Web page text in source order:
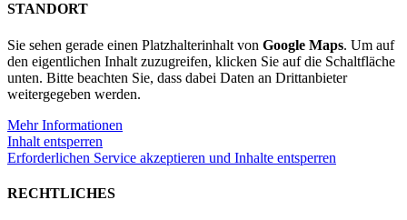
24
STANDORT
Sie sehen gerade einen Platzhalterinhalt von Google Maps. Um auf
den eigentlichen Inhalt zuzugreifen, klicken Sie auf die Schaltfläche
unten. Bitte beachten Sie, dass dabei Daten an Drittanbieter
weitergegeben werden.
Mehr Informationen
Inhalt entsperren
Erforderlichen Service akzeptieren und Inhalte entsperren
RECHTLICHES